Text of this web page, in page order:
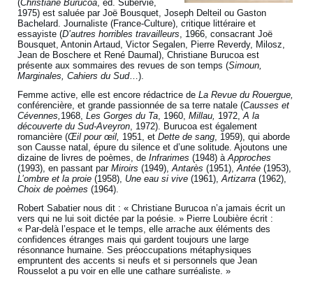
(Christiane Burucoa, éd. Subervie,
1975) est saluée par Joë Bousquet, Joseph Delteil ou Gaston
Bachelard. Journaliste (France-Culture), critique littéraire et
essayiste (D’autres horribles travailleurs, 1966, consacrant Joë
Bousquet, Antonin Artaud, Victor Segalen, Pierre Reverdy, Milosz,
Jean de Boschere et René Daumal), Christiane Burucoa est
présente aux sommaires des revues de son temps (Simoun,
Marginales, Cahiers du Sud…).
Femme active, elle est encore rédactrice deLa Revue du Rouergue,
conférencière, et grande passionnée de sa terre natale (Causses et
Cévennes, 1968,Les Gorges du Ta, 1960,Millau, 1972,A la
découverte du Sud-Aveyron, 1972). Burucoa est également
romancière (Œil pour œil, 1951, etDette de sang, 1959), qui aborde
son Causse natal, épure du silence et d’une solitude. Ajoutons une
dizaine de livres de poèmes, de Infrarimes (1948) àApproches
(1993), en passant parMiroirs(1949),Antarès (1951),Antée(1953),
L’ombre et la proie (1958), Une eau si vive (1961),Artizarra(1962),
Choix de poèmes(1964).
Robert Sabatier nous dit : « Christiane Burucoa n’a jamais écrit un
vers qui ne lui soit dictée par la poésie. » Pierre Loubière écrit :
« Par-delà l’espace et le temps, elle arrache aux éléments des
confidences étranges mais qui gardent toujours une large
résonnance humaine. Ses préoccupations métaphysiques
empruntent des accents si neufs et si personnels que Jean
Rousselot a pu voir en elle une cathare surréaliste. »